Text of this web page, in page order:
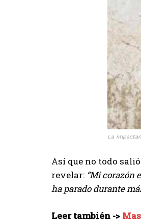
La
Así que no todo
revelar: “Mi corazón
ha parado durante
Leer también ->